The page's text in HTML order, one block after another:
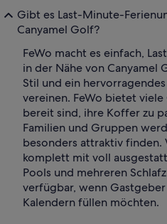
Gibt es Last-Minute-
Canyamel Golf?
FeWo macht es einfach,
in der Nähe von Canyamel
Stil und ein
vereinen. FeWo bietet
bereit sind, ihre Koffer zu
Familien und Gruppen
besonders attraktiv finden.
komplett mit voll
Pools und mehreren
verfügbar, wenn
Kalendern füllen möchten.